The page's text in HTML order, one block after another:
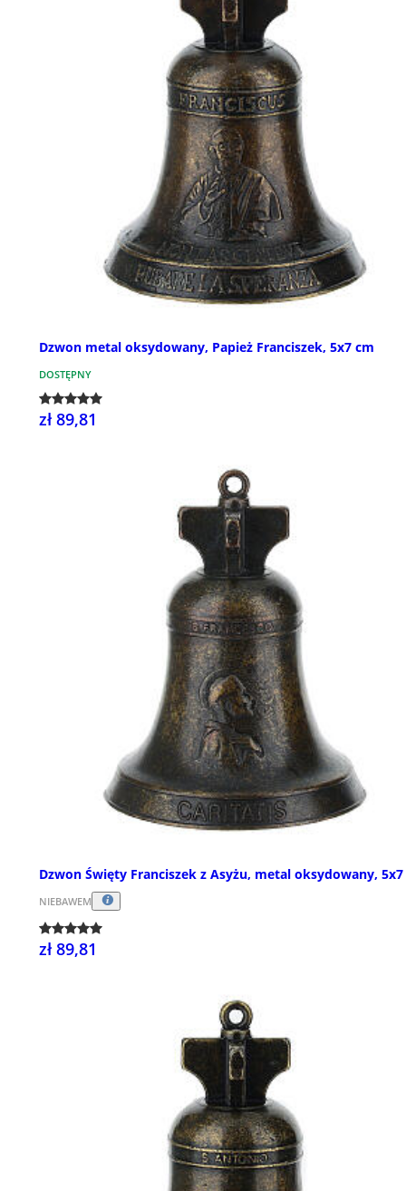
Dzwon metal oksydowany, Papież Franciszek, 5x7 cm
DOSTĘPNY
zł 89,81
Dzwon Święty Franciszek z Asyżu, metal oksydowany,
NIEBAWEM
zł 89,81